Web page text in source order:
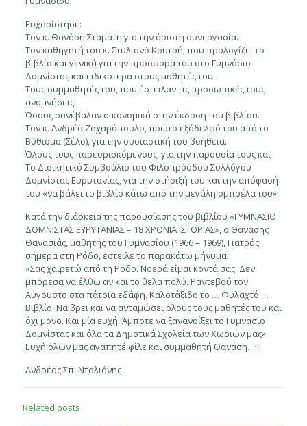
Ευχαρίστησε:
Τον κ. Θανάση Σταμάτη για την άριστη συνεργασία.
Τον καθηγητή του κ. Στυλιανό Κουτρή, που προλογίζει το
βιβλίο και γενικά για την προσφορά του στο Γυμνάσιο
Δομνίστας και ειδικότερα στους μαθητές του.
Τους συμμαθητές του, που έστειλαν τις προσωπικές τους
αναμνήσεις.
Όσους συνέβαλαν οικονομικά στην έκδοση του βιβλίου.
Τον κ. Ανδρέα Ζαχαρόπουλο, πρώτο εξάδελφό του από το
Βύθισμα (Σέλο), για την ουσιαστική του βοήθεια.
Όλους τους παρευρισκόμενους, για την παρουσία τους και
Το Διοικητικό Συμβούλιο του Φιλοπρόοδου Συλλόγου
Δομνίστας Ευρυτανίας, για την στήριξή του και την απόφασή
του «να βάλει το βιβλίο κάτω από την μεγάλη ομπρέλα του».
Κατά την διάρκεια της παρουσίασης του βιβλίου «ΓΥΜΝΑΣΙΟ
ΔΟΜΝΙΣΤΑΣ ΕΥΡΥΤΑΝΙΑΣ – 18 ΧΡΟΝΙΑ ΙΣΤΟΡΙΑΣ», ο Θανάσης
Θανασιάς, μαθητής του Γυμνασίου (1966 – 1969), Γιατρός
σήμερα στη Ρόδο, έστειλε το παρακάτω μήνυμα:
«Σας χαιρετώ από τη Ρόδο. Νοερά είμαι κοντά σας. Δεν
μπόρεσα να έλθω αν και το ΄θελα πολύ. Ραντεβού τον
Αύγουστο στα πάτρια εδάφη. Καλοτάξιδο το … Φυλαχτό …
Βιβλίο. Να βρει και να ανταμώσει όλους τους μαθητές του και
όχι μόνο. Και μία ευχή: Άμποτε να ξανανοίξει το Γυμνάσιο
Δομνίστας και όλα τα Δημοτικά Σχολεία των Χωριών μας».
Ευχή όλων μας αγαπητέ φίλε και συμμαθητή Θανάση…!!!
Ανδρέας Σπ. Νταλιάνης
Related posts